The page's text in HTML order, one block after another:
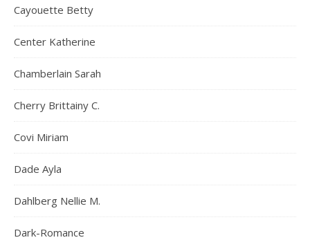
Cayouette Betty
Center Katherine
Chamberlain Sarah
Cherry Brittainy C.
Covi Miriam
Dade Ayla
Dahlberg Nellie M.
Dark-Romance